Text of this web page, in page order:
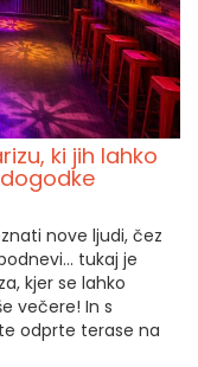
ki jih lahko
nove ljudi, čez
tukaj je
kjer se lahko
večere! In s
odprte terase na